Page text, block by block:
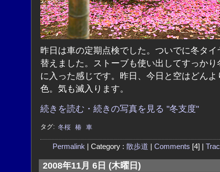
昨日は車の定期点検でした。ついでに冬タイ
替えました。ストーブも使い出してすっかり
に入った感じです。昨日、今日と空はどんよ
色。気も滅入ります。
続きを読む・続きの写真を見る "冬支度"
タグ: 冬桜 椿 車
Permalink | Category : 散歩道 Comments [4] |
2008年11月 6日 (木曜日)